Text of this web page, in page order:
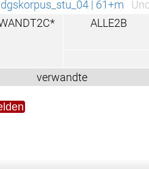
| 61+m
ALLE2B
verwandte